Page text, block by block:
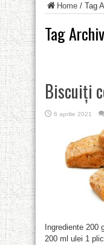
Home / Tag
Tag
Biscuiți
6 aprilie 2021
Ingrediente 200
200 ml ulei 1